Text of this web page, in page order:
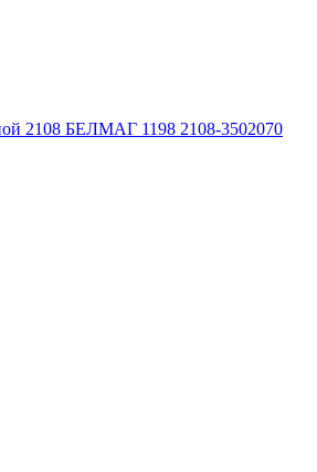
2108 БЕЛМАГ 1198 2108-3502070